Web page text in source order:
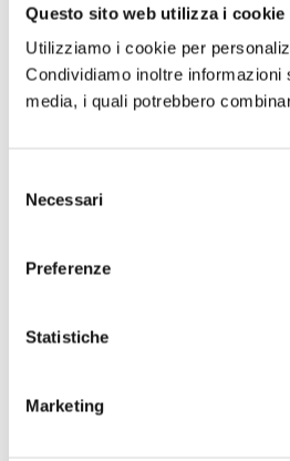
Questo sito web utilizza i cookie
Utilizziamo i cookie per
Condividiamo inoltre
media, i quali potrebbero
delNecessari
Preferenze
Statistiche
Marketing